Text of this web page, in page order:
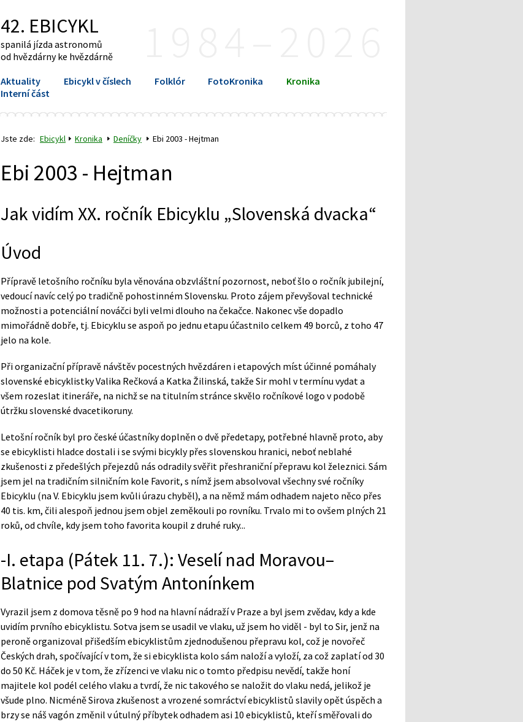
42. EBICYKL
spanilá jízda astronomů
od hvězdárny ke hvězdárně
Aktuality Ebicykl v číslech Folklór FotoKronika
Kronika
Interní část
Jste zde: Ebicykl Kronika Deníčky Ebi 2003 - Hejtman
Ebi 2003 - Hejtman
Jak vidím XX. ročník Ebicyklu „Slovenská dvacka“
Úvod
Přípravě letošního ročníku byla věnována obzvláštní pozornost, neboť šlo o ročník jubilejní,
vedoucí navíc celý po tradičně pohostinném Slovensku. Proto zájem převyšoval technické
možnosti a potenciální nováčci byli velmi dlouho na čekačce. Nakonec vše dopadlo
mimořádně dobře, tj. Ebicyklu se aspoň po jednu etapu účastnilo celkem 49 borců, z toho 47
jelo na kole.
Při organizační přípravě návštěv pocestných hvězdáren i etapových míst účinné pomáhaly
slovenské ebicyklistky Valika Rečková a Katka Žilinská, takže Sir mohl v termínu vydat a
všem rozeslat itineráře, na nichž se na titulním stránce skvělo ročníkové logo v podobě
útržku slovenské dvacetikoruny.
Letošní ročník byl pro české účastníky doplněn o dvě předetapy, potřebné hlavně proto, aby
se ebicyklisti hladce dostali i se svými bicykly přes slovenskou hranici, neboť neblahé
zkušenosti z předešlých přejezdů nás odradily svěřit přeshraniční přepravu kol železnici. Sám
jsem jel na tradičním silničním kole Favorit, s nímž jsem absolvoval všechny své ročníky
Ebicyklu (na V. Ebicyklu jsem kvůli úrazu chyběl), a na němž mám odhadem najeto něco přes
40 tis. km, čili alespoň jednou jsem objel zeměkouli po rovníku. Trvalo mi to ovšem plných 21
roků, od chvíle, kdy jsem toho favorita koupil z druhé ruky...
-I. etapa (Pátek 11. 7.): Veselí nad Moravou–
Blatnice pod Svatým Antonínkem
Vyrazil jsem z domova těsně po 9 hod na hlavní nádraží v Praze a byl jsem zvědav, kdy a kde
uvidím prvního ebicyklistu. Sotva jsem se usadil ve vlaku, už jsem ho viděl - byl to Sir, jenž na
peroně organizoval přišedším ebicyklistům zjednodušenou přepravu kol, což je novořeč
Českých drah, spočívající v tom, že si ebicyklista kolo sám naloží a vyloží, za což zaplatí od 30
do 50 Kč. Háček je v tom, že zřízenci ve vlaku nic o tomto předpisu nevědí, takže honí
majitele kol podél celého vlaku a tvrdí, že nic takového se naložit do vlaku nedá, jelikož je
všude plno. Nicméně Sirova zkušenost a vrozené somráctví ebicyklistů slavily opět úspěch a
brzy se náš vagón změnil v útulný příbytek odhadem asi 10 ebicyklistů, kteří směřovali do